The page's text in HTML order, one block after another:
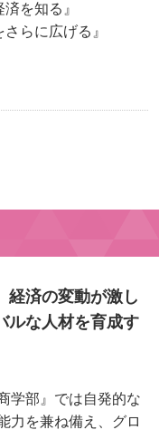
を知る』
らに広げる』
経済の変動が激し
ルな人材を育成す
学部』では自発的な
力を兼ね備え、グロ